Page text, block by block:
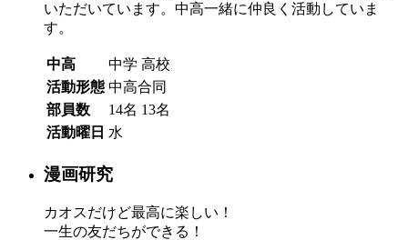
いただいています。中高一緒に仲良く活動していま
す。
中高 中学 高校
活動形態 中高合同
部員数
14名 13名
活動曜日 水
漫画研究
カオスだけど最高に楽しい！
一生の友だちができる！